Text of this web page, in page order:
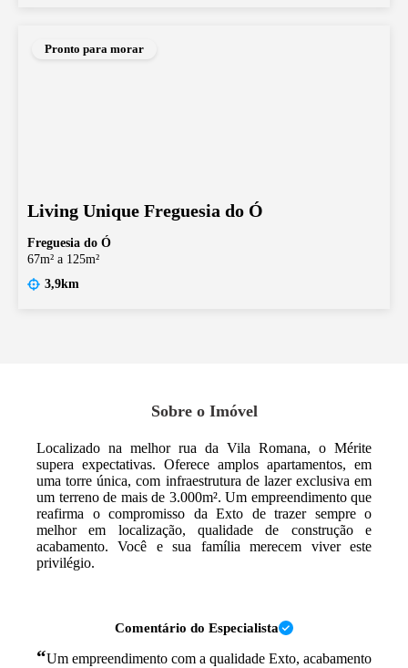
Pronto para morar
Living Unique Freguesia do Ó
Freguesia do Ó
67m² a 125m²
3,9km
Sobre o Imóvel
Localizado na melhor rua da Vila Romana, o Mérite
supera expectativas. Oferece amplos apartamentos, em
uma torre única, com infraestrutura de lazer exclusiva em
um terreno de mais de 3.000m². Um empreendimento que
reafirma o compromisso da Exto de trazer sempre o
melhor em localização, qualidade de construção e
acabamento. Você e sua família merecem viver este
privilégio.
Comentário do Especialista
“Um empreendimento com a qualidade Exto, acabamento